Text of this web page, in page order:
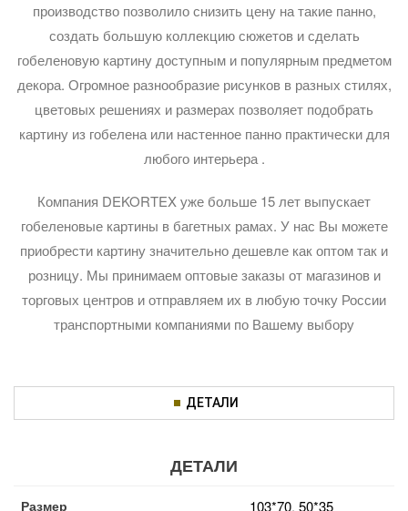
производство позволило снизить цену на такие панно,
создать большую коллекцию сюжетов и сделать
гобеленовую картину доступным и популярным предметом
декора. Огромное разнообразие рисунков в разных стилях,
цветовых решениях и размерах позволяет подобрать
картину из гобелена или настенное панно практически для
любого интерьера .
Компания DEKORTEX уже больше 15 лет выпускает
гобеленовые картины в багетных рамах. У нас Вы можете
приобрести картину значительно дешевле как оптом так и
розницу. Мы принимаем оптовые заказы от магазинов и
торговых центров и отправляем их в любую точку России
транспортными компаниями по Вашему выбору
ДЕТАЛИ
ДЕТАЛИ
Размер 103*70, 50*35